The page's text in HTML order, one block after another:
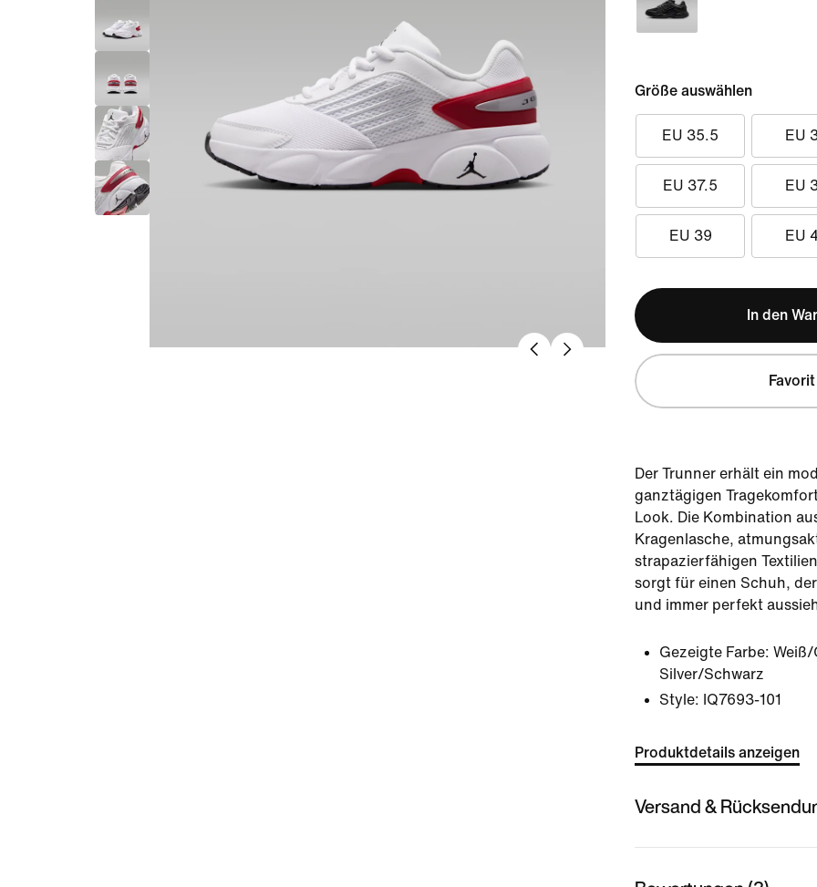
Größe auswählen
EU 35.5 EU
EU 37.5 EU
EU 39 EU
In den
Favorit
Der Trunner erhält ein
ganztägigen
Look. Die Kombination
Kragenlasche,
strapazierfähigen
sorgt für einen Schuh,
und immer perfekt
Gezeigte Farbe: Weiß/
Silver/Schwarz
Style: IQ7693-101
Produktdetails anzeigen
Versand &